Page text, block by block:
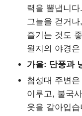
력을 뽐냅니
그늘을 걷거
즐기는 것도
월지의 야경
가을: 단풍과
첨성대 주변
이루고, 불국
옷을 갈아입